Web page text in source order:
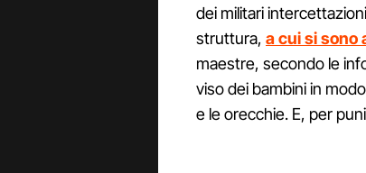
dei militari
struttura, a cui si sono
maestre, secondo le
viso dei bambini in
e le orecchie. E, per